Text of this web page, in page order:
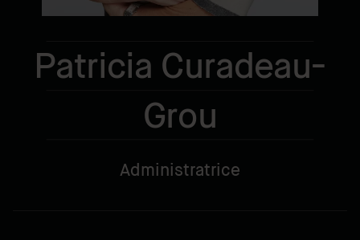
Patricia Curadeau-
Grou
Administratrice